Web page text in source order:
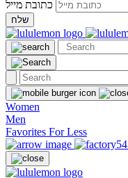
שלח
Women
Men
Favorites For Less